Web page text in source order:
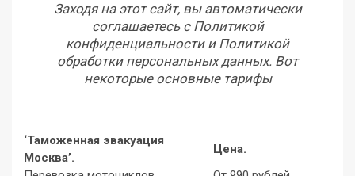
Заходя на этот сайт, вы автоматически
соглашаетесь с Политикой
конфиденциальности и Политикой
обработки персональных данных. Вот
некоторые основные тарифы
‘Таможенная эвакуация
Москва’.
Цена.